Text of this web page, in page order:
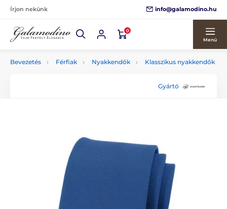
Írjon nekünk info@galamodino.hu
0
Menü
Bevezetés Férfiak Nyakkendők Klasszikus nyakkendők
Gyártó